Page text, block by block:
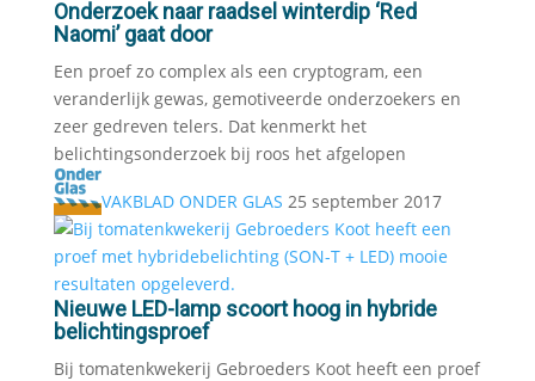
Onderzoek naar raadsel winterdip ‘Red
Naomi’ gaat door
Een proef zo complex als een cryptogram, een
veranderlijk gewas, gemotiveerde onderzoekers en
zeer gedreven telers. Dat kenmerkt het
belichtingsonderzoek bij roos het afgelopen
VAKBLAD ONDER GLAS 25 september 2017
Nieuwe LED-lamp scoort hoog in hybride
belichtingsproef
Bij tomatenkwekerij Gebroeders Koot heeft een proef